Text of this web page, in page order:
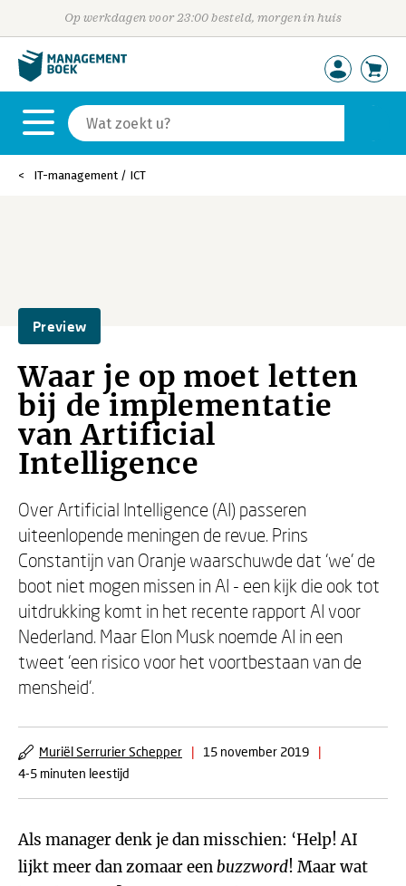
Op werkdagen voor 23:00 besteld, morgen in huis
IT-management / ICT
Preview
Waar je op moet letten
bij de implementatie
van Artificial
Intelligence
Over Artificial Intelligence (AI) passeren
uiteenlopende meningen de revue. Prins
Constantijn van Oranje waarschuwde dat ‘we' de
boot niet mogen missen in AI - een kijk die ook tot
uitdrukking komt in het recente rapport AI voor
Nederland. Maar Elon Musk noemde AI in een
tweet ‘een risico voor het voortbestaan van de
mensheid'.
Muriël Serrurier Schepper | 15 november 2019
|
4-5 minuten leestijd
Als manager denk je dan misschien: ‘Help! AI
lijkt meer dan zomaar eenbuzzword! Maar wat